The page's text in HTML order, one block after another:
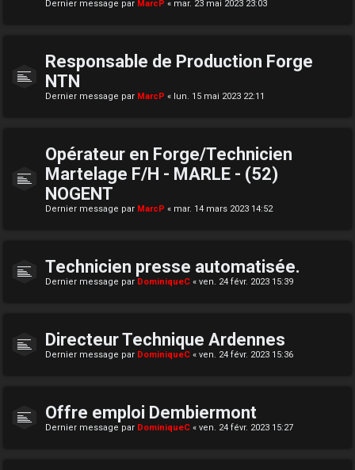
Dernier message par MarcP « mar. 23 mai 2023 23:03
Responsable de Production Forge
NTN
Dernier message par MarcP « lun. 15 mai 2023 22:11
Opérateur en Forge/Technicien
Martelage F/H - MARLE - (52)
NOGENT
Dernier message par MarcP « mar. 14 mars 2023 14:52
Technicien presse automatisée.
Dernier message par DominiqueC « ven. 24 févr. 2023 15:39
Directeur Technique Ardennes
Dernier message par DominiqueC « ven. 24 févr. 2023 15:36
Offre emploi Dembiermont
Dernier message par DominiqueC « ven. 24 févr. 2023 15:27